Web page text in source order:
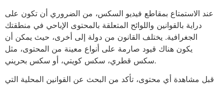
عند الاستمتاع بمقاطع فيديو السكس، من الضروري أن تكون على
دراية بالقوانين واللوائح المتعلقة بالمحتوى الإباحي في منطقتك
الجغرافية. يختلف القانون من دولة إلى أخرى، حيث يمكن أن
يكون هناك قيود صارمة على أنواع معينة من المحتوى، مثل
سكس قطري، سكس كويتي، أو سكس بحريني.
قبل مشاهدة أي محتوى، تأكد من البحث عن القوانين المحلية التي